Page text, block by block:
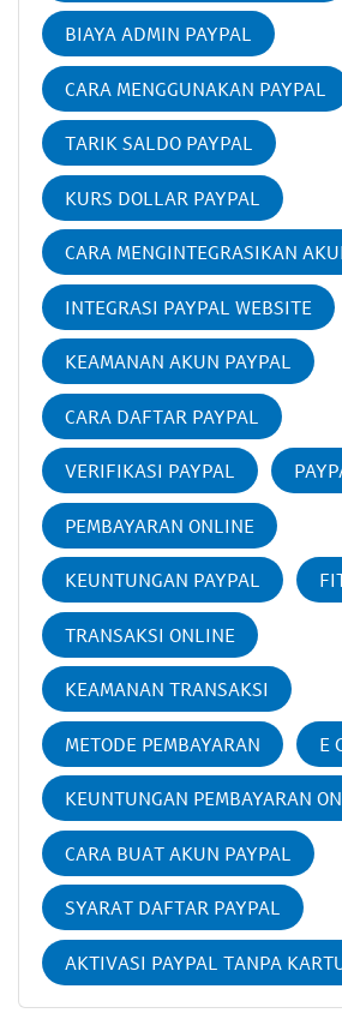
BIAYA ADMIN PAYPAL
CARA MENGGUNAKAN PAYPAL
TARIK SALDO PAYPAL
KURS DOLLAR PAYPAL
CARA MENGINTEGRASIKAN
INTEGRASI PAYPAL WEBSITE
KEAMANAN AKUN PAYPAL
CARA DAFTAR PAYPAL
VERIFIKASI PAYPAL
PEMBAYARAN ONLINE
KEUNTUNGAN PAYPAL
TRANSAKSI ONLINE
KEAMANAN TRANSAKSI
METODE PEMBAYARAN E
KEUNTUNGAN PEMBAYARAN
CARA BUAT AKUN PAYPAL
SYARAT DAFTAR PAYPAL
AKTIVASI PAYPAL TANPA